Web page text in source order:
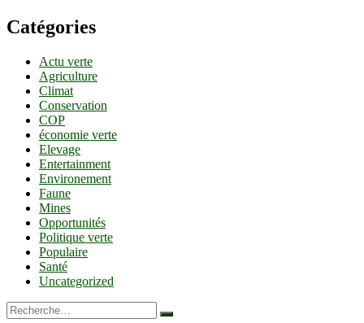
Catégories
Actu verte
Agriculture
Climat
Conservation
COP
économie verte
Elevage
Entertainment
Environement
Faune
Mines
Opportunités
Politique verte
Populaire
Santé
Uncategorized
Recherche…